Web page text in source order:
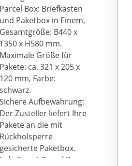
Parcel Box: Briefkasten
und Paketbox in Einem,
Gesamtgröße: B440 x
T350 x H580 mm.
Maximale Größe für
Pakete: ca. 321 x 205 x
120 mm, Farbe:
schwarz.
Sichere Aufbewahrung:
Der Zusteller liefert Ihre
Pakete an die mit
Rückholsperre
gesicherte Paketbox.
Jede Smart Parcel Box